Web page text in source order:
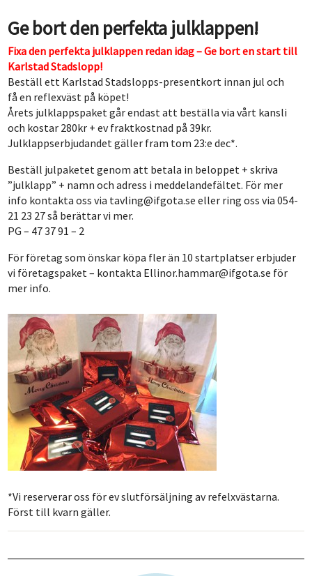
Ge bort den perfekta julklappen!
Fixa den perfekta julklappen redan idag – Ge bort en start till
Karlstad Stadslopp!
Beställ ett Karlstad Stadslopps-presentkort innan jul och
få en reflexväst på köpet!
Årets julklappspaket går endast att beställa via vårt kansli
och kostar 280kr + ev fraktkostnad på 39kr.
Julklappserbjudandet gäller fram tom 23:e dec*.
Beställ julpaketet genom att betala in beloppet + skriva
”julklapp” + namn och adress i meddelandefältet. För mer
info kontakta oss via tavling@ifgota.se eller ring oss via 054-
21 23 27 så berättar vi mer.
PG – 47 37 91 – 2
För företag som önskar köpa fler än 10 startplatser erbjuder
vi företagspaket – kontakta Ellinor.hammar@ifgota.se för
mer info.
*Vi reserverar oss för ev slutförsäljning av refelxvästarna.
Först till kvarn gäller.